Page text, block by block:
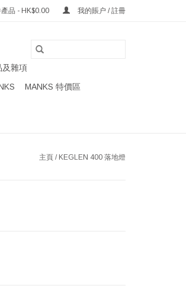
產品 - HK$0.00 我的賬户 / 註冊
及雜項
MANKS 特價區
主頁 / KEGLEN 400 落地燈